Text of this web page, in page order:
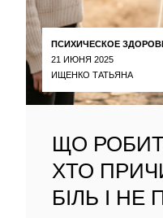
ПСИХИЧЕСКОЕ
21 ИЮНЯ 2025
ИЩЕНКО ТАТЬЯНА
ЩО
ХТО
БІЛЬ І